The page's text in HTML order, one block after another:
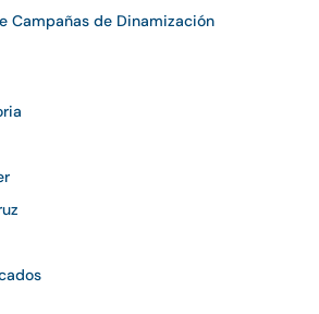
Campañas de Dinamización